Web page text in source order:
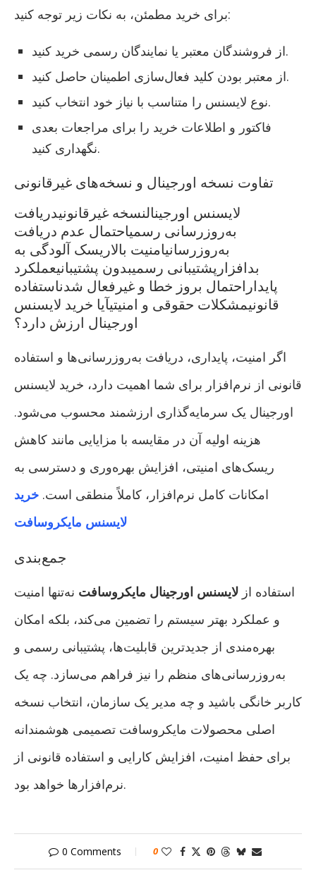
برای خرید مطمئن، به نکات زیر توجه کنید:
از فروشندگان معتبر یا نمایندگان رسمی خرید کنید.
از معتبر بودن کلید فعال‌سازی اطمینان حاصل کنید.
نوع لایسنس را متناسب با نیاز خود انتخاب کنید.
فاکتور و اطلاعات خرید را برای مراجعات بعدی
نگهداری کنید.
تفاوت نسخه اورجینال و نسخه‌های غیرقانونی
لایسنس اورجینالنسخه غیرقانونیدریافت
به‌روزرسانی رسمیاحتمال عدم دریافت
به‌روزرسانیامنیت بالاریسک آلودگی به
بدافزارپشتیبانی رسمیبدون پشتیبانیعملکرد
پایداراحتمال بروز خطا و غیرفعال شدناستفاده
قانونیمشکلات حقوقی و امنیتیآیا خرید لایسنس
اورجینال ارزش دارد؟
اگر امنیت، پایداری، دریافت به‌روزرسانی‌ها و استفاده
قانونی از نرم‌افزار برای شما اهمیت دارد، خرید لایسنس
اورجینال یک سرمایه‌گذاری ارزشمند محسوب می‌شود.
هزینه اولیه آن در مقایسه با مزایایی مانند کاهش
ریسک‌های امنیتی، افزایش بهره‌وری و دسترسی به
امکانات کامل نرم‌افزار، کاملاً منطقی است. خرید
لایسنس مایکروسافت
جمع‌بندی
استفاده از لایسنس اورجینال مایکروسافت نه‌تنها امنیت
و عملکرد بهتر سیستم را تضمین می‌کند، بلکه امکان
بهره‌مندی از جدیدترین قابلیت‌ها، پشتیبانی رسمی و
به‌روزرسانی‌های منظم را نیز فراهم می‌سازد. چه یک
کاربر خانگی باشید و چه مدیر یک سازمان، انتخاب نسخه
اصلی محصولات مایکروسافت تصمیمی هوشمندانه
برای حفظ امنیت، افزایش کارایی و استفاده قانونی از
نرم‌افزارها خواهد بود.
0 Comments 0